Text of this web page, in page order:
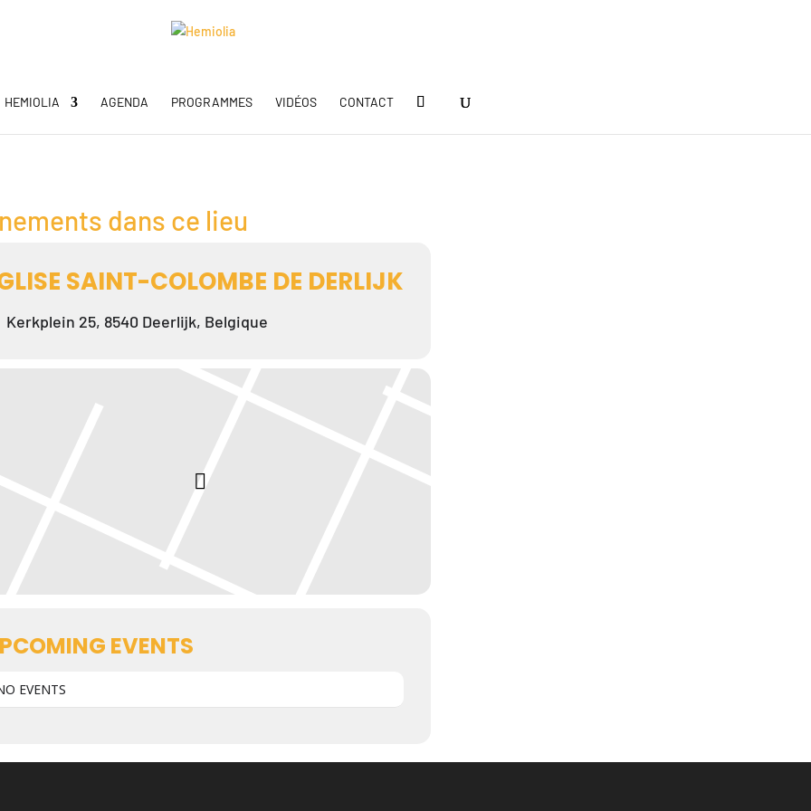
HEMIOLIA AGENDA PROGRAMMES VIDÉOS CONTACT
dans ce lieu
SAINT-COLOMBE DE DERLIJK
Kerkplein 25, 8540 Deerlijk, Belgique
EVENTS
EVENTS